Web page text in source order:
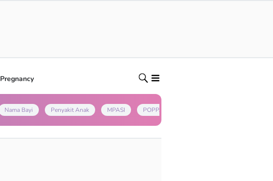
Pregnancy
Nama Bayi Penyakit Anak MPASI POPPAPA